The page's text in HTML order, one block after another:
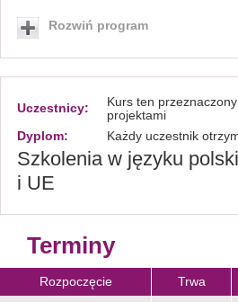
Rozwiń program
Uczestnicy:
Kurs ten
projektami
Dyplom:
Każdy uczestnik
Szkolenia w języku
i UE
Terminy
Rozpoczęcie Trwa